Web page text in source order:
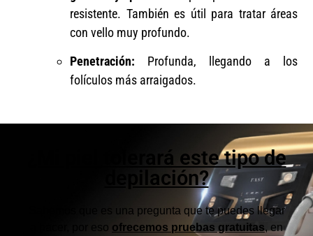
resistente. También es útil para tratar áreas
con vello muy profundo.
Penetración: Profunda, llegando a los
folículos más arraigados.
¿Mi piel tolerará este tipo de
depilación?
Sabemos que es una pregunta que te puedes llegar
a hacer, por eso ofrecemos pruebas gratuitas, en